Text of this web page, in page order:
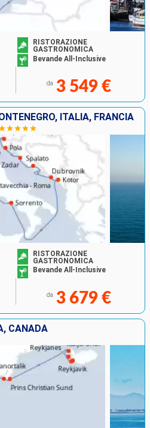
RISTORAZIONE
GASTRONOMICA
Bevande All-Inclusive
da 3 549 €
ITALIA, FRANCIA
RISTORAZIONE
GASTRONOMICA
Bevande All-Inclusive
da 3 679 €
CANADA